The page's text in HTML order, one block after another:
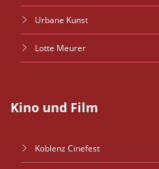
Urbane Kunst
Lotte Meurer
Kino und Film
Koblenz Cinefest